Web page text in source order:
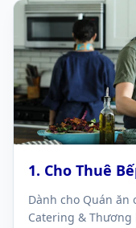
1. Cho Thuê
Dành cho Quán ăn
Catering &